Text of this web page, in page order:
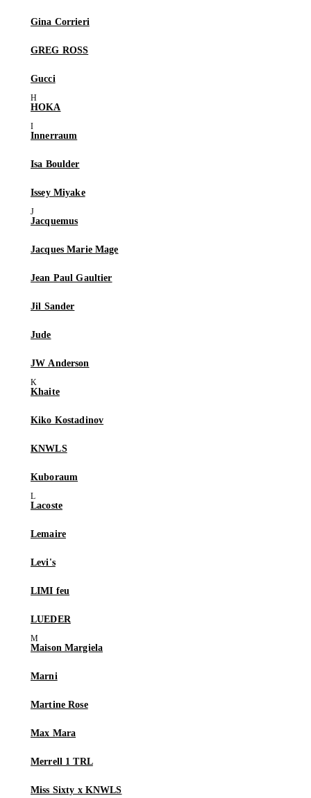
Gina Corrieri
GREG ROSS
Gucci
HOKA
Innerraum
Isa Boulder
Issey Miyake
Jacquemus
Jacques Marie Mage
Jean Paul Gaultier
Jil Sander
Jude
JW Anderson
Khaite
Kiko Kostadinov
KNWLS
Kuboraum
Lacoste
Lemaire
Levi's
LIMI feu
LUEDER
Maison Margiela
Marni
Martine Rose
Max Mara
Merrell 1 TRL
Miss Sixty x KNWLS